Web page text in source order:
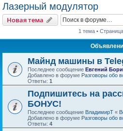
Лазерный модулятор
Новая тема
1 тема • Страница
Майнд машины в
Последнее сообщение Евгений
Добавлено в форуме Разговоры обо
Ответы: 1
Подпишитесь на
БОНУС!
Последнее сообщение ВладимирТ «
Добавлено в форуме Разговоры обо
Ответы: 4